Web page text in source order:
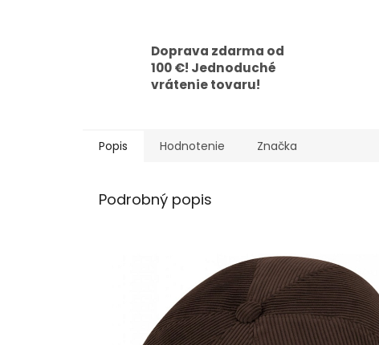
Doprava zdarma od
100 €! Jednoduché
vrátenie tovaru!
Popis Hodnotenie Značka
Podrobný popis